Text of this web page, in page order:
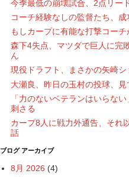
今季最低の崩壊試合、2点リー
コーチ経験なしの監督たち、
もしカープに有能な打撃コーチ
森下4失点、マツダで巨人に完
ん
現役ドラフト、まさかの矢崎シ
大瀬良、昨日の玉村の投球、見
「力のないベテランはいらな
刺さる
カープ8人に戦力外通告、それ
話
ブログ アーカイブ
8月 2026 (4)